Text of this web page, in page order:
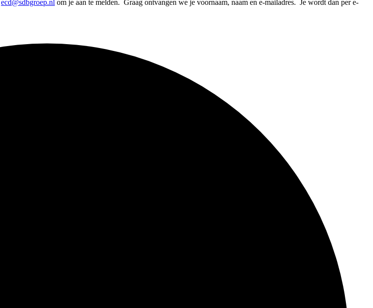
ecd@sdbgroep.nl om je aan te melden. Graag ontvangen we je voornaam, naam en e-mailadres. Je wordt dan per e-